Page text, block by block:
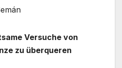
Versuche von
zu überqueren